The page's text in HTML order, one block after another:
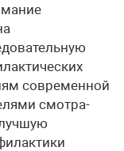
современной
смотра-